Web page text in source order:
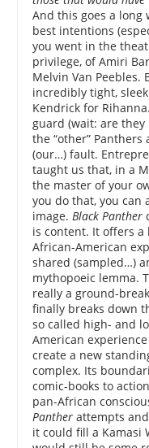
And this goes a long
best intentions
you went in the
privilege, of Amiri
Melvin Van Peebles.
incredibly tight,
Kendrick for
guard (wait: are they
the “other” Panthers
(our…) fault.
taught us that, in a
the master of your
you do that, you can
image.Black Panther
is content. It offers
African-American
shared (sampled…)
mythopoeic lemma.
really a ground-
finally breaks down
so called high- and
American
create a new
complex. Its
comic-books to
pan-African
Panther attempts
it could fill a Kamasi